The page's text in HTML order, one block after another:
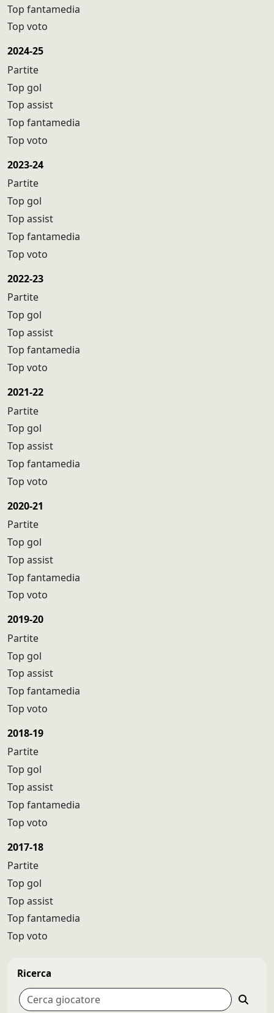
Top fantamedia
Top voto
2024-25
Partite
Top gol
Top assist
Top fantamedia
Top voto
2023-24
Partite
Top gol
Top assist
Top fantamedia
Top voto
2022-23
Partite
Top gol
Top assist
Top fantamedia
Top voto
2021-22
Partite
Top gol
Top assist
Top fantamedia
Top voto
2020-21
Partite
Top gol
Top assist
Top fantamedia
Top voto
2019-20
Partite
Top gol
Top assist
Top fantamedia
Top voto
2018-19
Partite
Top gol
Top assist
Top fantamedia
Top voto
2017-18
Partite
Top gol
Top assist
Top fantamedia
Top voto
Ricerca